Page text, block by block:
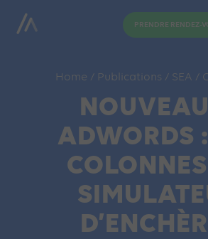
PRENDRE RENDEZ-
Home / Publications / SEA /
ADWORDS